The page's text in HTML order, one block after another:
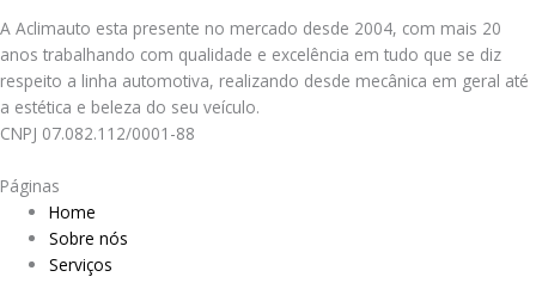
A Aclimauto esta presente no mercado desde 2004, com mais 20
anos trabalhando com qualidade e excelência em tudo que se diz
respeito a linha automotiva, realizando desde mecânica em geral até
a estética e beleza do seu veículo.
CNPJ 07.082.112/0001-88
Páginas
Home
Sobre nós
Serviços